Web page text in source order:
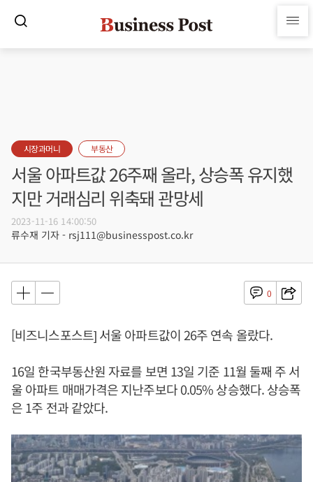
시장과머니 부동산
서울 아파트값 26주째 올라, 상승폭 유지했
지만 거래심리 위축돼 관망세
2023-11-16 14:00:50
류수재 기자 - rsj111@businesspost.co.kr
0
[비즈니스포스트] 서울 아파트값이 26주 연속 올랐다.
16일 한국부동산원 자료를 보면 13일 기준 11월 둘째 주 서
울 아파트 매매가격은 지난주보다 0.05% 상승했다. 상승폭
은 1주 전과 같았다.